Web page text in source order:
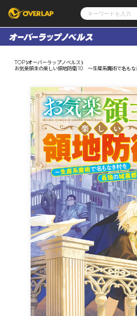
コミックガルド
コミッククリエ
LiQulle
コミックエッセイ
ポケットモンスター
アニメ
ゲーム
企業
会社概要
採用情報
アクセス
オーバーラップホールディングス
オーバーラ
オーバーラ
オーバーラ
ロサージ
TOP オーバーラップノベルス
お気楽領主の楽しい領地防衛 10 ～生産系魔術で名も